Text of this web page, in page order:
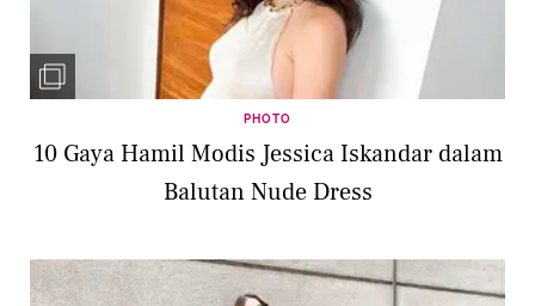
PHOTO
10 Gaya Hamil Modis Jessica Iskandar dalam
Balutan Nude Dress